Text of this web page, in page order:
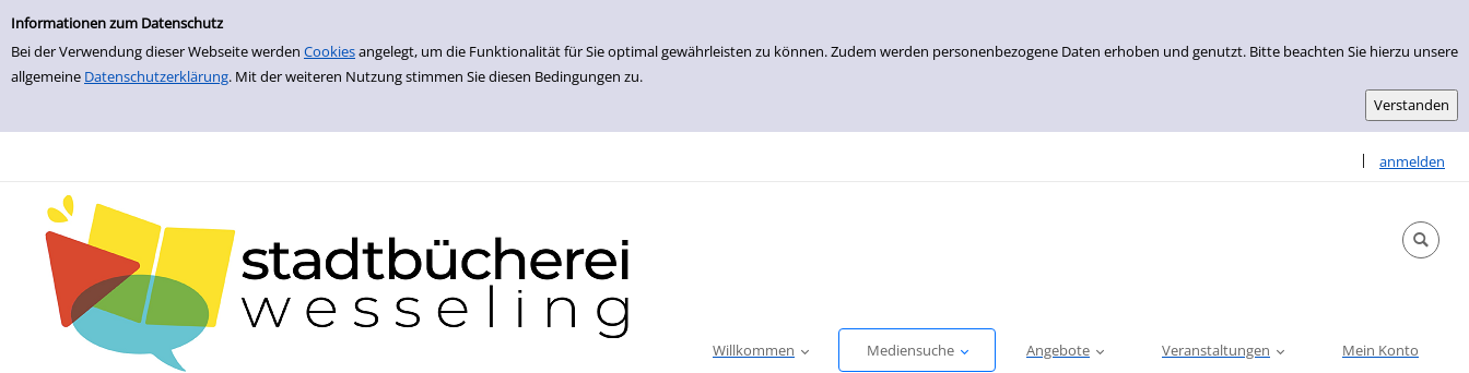
Informationen zum Datenschutz
Bei der Verwendung dieser Webseite werden Cookiesangelegt, um die Funktionalität für Sie optimal gewährleisten zu können. Zudem werden personenbezogene Daten erhoben und genutzt. Bitte beachten Sie hierzu unsere
allgemeine Datenschutzerklärung. Mit der weiteren Nutzung stimmen Sie diesen Bedingungen zu.
zur Navigation springen
zum Inhalt springen
Zu den Suchfiltern springen
Zur Trefferliste springen
| anmelden
Sprache
Willkommen Mediensuche Angebote Veranstaltungen Mein Konto